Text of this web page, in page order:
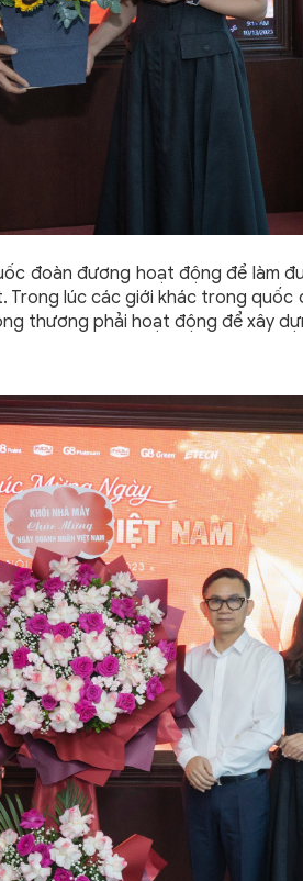
đoàn đương hoạt động để làm
Trong lúc các giới khác trong
thương phải hoạt động để xây